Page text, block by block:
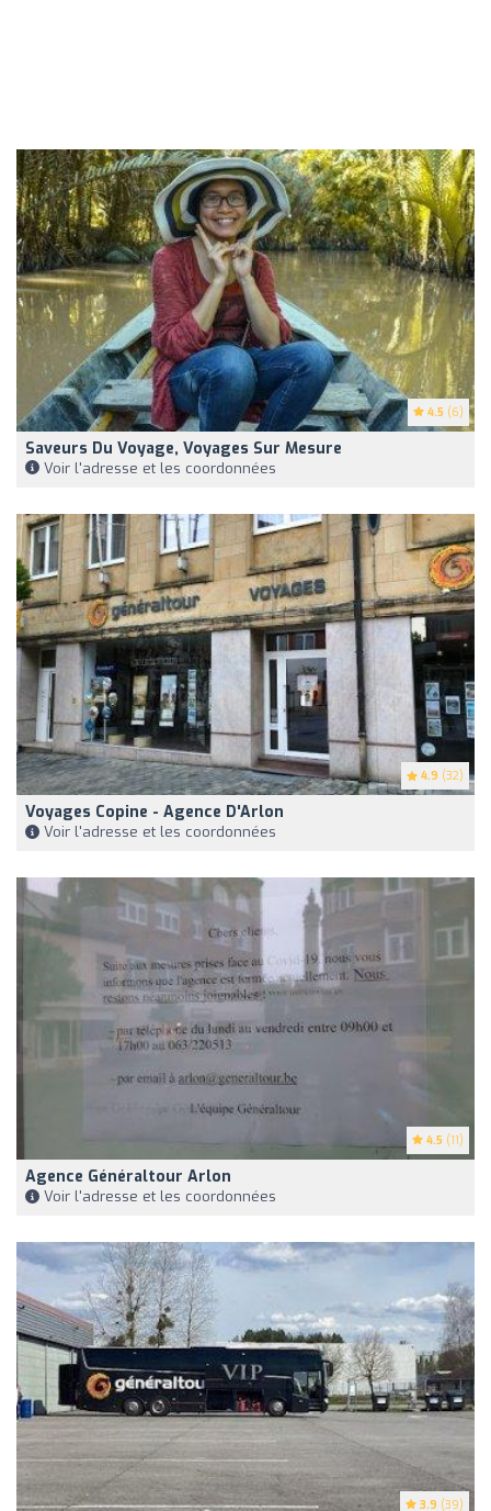
4.5 (6)
Saveurs Du Voyage, Voyages Sur Mesure
Voir l'adresse et les coordonnées
4.9 (32)
Voyages Copine - Agence D'Arlon
Voir l'adresse et les coordonnées
4.5 (11)
Agence Généraltour Arlon
Voir l'adresse et les coordonnées
3.9 (39)